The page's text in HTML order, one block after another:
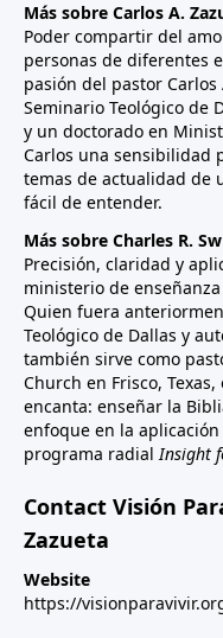
Más sobre Carlos A.
Poder compartir del
personas de diferentes
pasión del pastor
Seminario Teológico de
y un doctorado en
Carlos una sensibilidad
temas de actualidad de
fácil de entender.
Más sobre Charles R.
Precisión, claridad y
ministerio de
Quien fuera
Teológico de Dallas y
también sirve como
Church en Frisco,
encanta: enseñar la
enfoque en la
programa radialInsight
Contact Visión
Zazueta
Website
https://